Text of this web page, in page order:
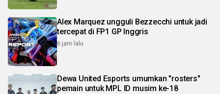
Alex Marquez ungguli Bezzecchi untuk jadi
tercepat di FP1 GP Inggris
6 jam lalu
Dewa United Esports umumkan "rosters"
pemain untuk MPL ID musim ke-18